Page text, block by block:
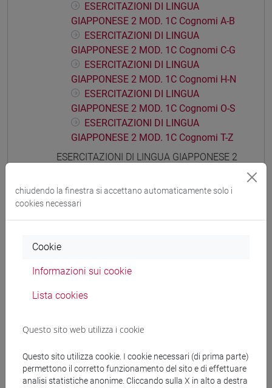
ESERCITAZIONI DI LINGUA
GIAPPONESE 2 MOD. 1C Cognomi A-B
ESERCITAZIONI DI LINGUA
GIAPPONESE 2 MOD. 1C Cognomi C-G
ESERCITAZIONI DI LINGUA
GIAPPONESE 2 MOD. 1C Cognomi H-N
ESERCITAZIONI DI LINGUA
GIAPPONESE 2 MOD. 1C Cognomi O-S
ESERCITAZIONI DI LINGUA
GIAPPONESE 2 MOD. 1C Cognomi T-Z
ESERCITAZIONI DI LINGUA GIAPPONESE 2
ESERCITAZIONI DI LINGUA
GIAPPONESE 2 MOD. 1D Cognomi A-B
ESERCITAZIONI DI LINGUA
GIAPPONESE 2 MOD. 1D Cognomi O-S
MOD. 1E
ESERCITAZIONI DI LINGUA
GIAPPONESE 2 MOD. 1E Cognomi A-B
chiudendo la finestra si accettano automaticamente solo i
cookies necessari
Cookie
Informazioni sui cookie
Lista cookies
Questo sito web utilizza i cookie
Questo sito utilizza cookie. I cookie necessari (di prima parte)
permettono il corretto funzionamento del sito e di effettuare
analisi statistiche anonime. Cliccando sulla X in alto a destra